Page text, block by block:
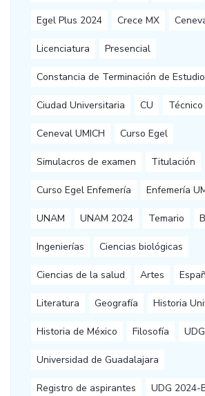
Egel Plus 2024 Crece MX
Licenciatura Presencial
Constancia de Terminación de
Ciudad Universitaria CU
Ceneval UMICH Curso Egel
Simulacros de examen Titulación
Curso Egel Enfemería Enfemería
UNAM UNAM 2024 Temario
Ingenierías Ciencias biológicas
Ciencias de la salud Artes
Literatura Geografía Historia
Historia de México Filosofía UDG
Universidad de Guadalajara
Registro de aspirantes UDG 2024-